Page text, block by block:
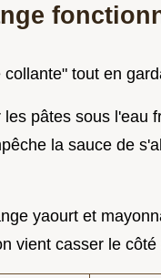
tout en
les pâtes sous l'eau
la sauce de
yaourt et
vient casser le